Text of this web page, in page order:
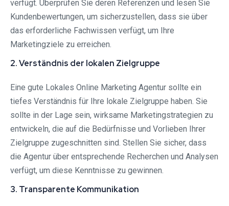
verfügt. Überprüfen Sie deren Referenzen und lesen Sie
Kundenbewertungen, um sicherzustellen, dass sie über
das erforderliche Fachwissen verfügt, um Ihre
Marketingziele zu erreichen.
2. Verständnis der lokalen Zielgruppe
Eine gute Lokales Online Marketing Agentur sollte ein
tiefes Verständnis für Ihre lokale Zielgruppe haben. Sie
sollte in der Lage sein, wirksame Marketingstrategien zu
entwickeln, die auf die Bedürfnisse und Vorlieben Ihrer
Zielgruppe zugeschnitten sind. Stellen Sie sicher, dass
die Agentur über entsprechende Recherchen und Analysen
verfügt, um diese Kenntnisse zu gewinnen.
3. Transparente Kommunikation